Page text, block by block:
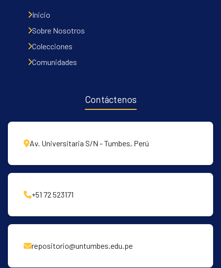
Inicio
Sobre Nosotros
Colecciones
Comunidades
Contáctenos
Av. Universitaria S/N - Tumbes, Perú
+51 72 523171
repositorio@untumbes.edu.pe